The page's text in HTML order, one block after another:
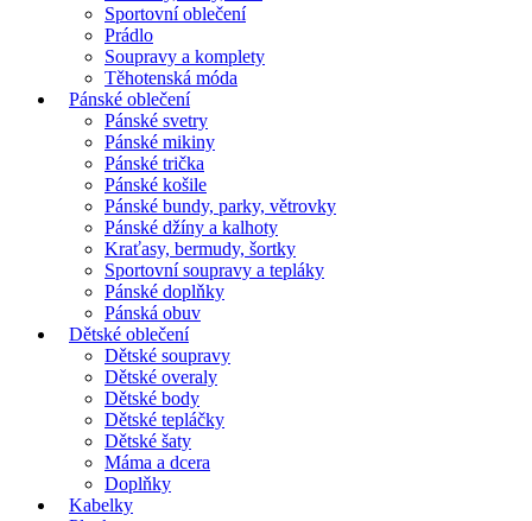
Sportovní oblečení
Prádlo
Soupravy a komplety
Těhotenská móda
Pánské oblečení
Pánské svetry
Pánské mikiny
Pánské trička
Pánské košile
Pánské bundy, parky, větrovky
Pánské džíny a kalhoty
Kraťasy, bermudy, šortky
Sportovní soupravy a tepláky
Pánské doplňky
Pánská obuv
Dětské oblečení
Dětské soupravy
Dětské overaly
Dětské body
Dětské tepláčky
Dětské šaty
Máma a dcera
Doplňky
Kabelky